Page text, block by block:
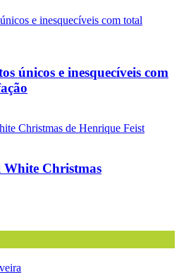
únicos e inesquecíveis com
White Christmas